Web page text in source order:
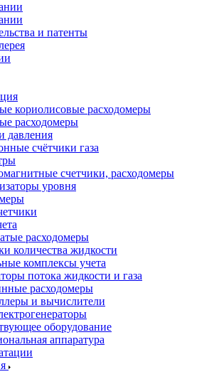
и патенты
кориолисовые расходомеры
расходомеры
давления
счётчики газа
счетчики, расходомеры
уровня
расходомеры
количества жидкости
комплексы учета
потока жидкости и газа
расходомеры
и вычислители
оборудование
аппаратура